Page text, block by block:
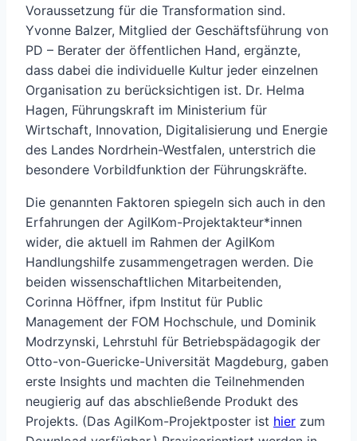
Voraussetzung für die Transformation sind.
Yvonne Balzer, Mitglied der Geschäftsführung von
PD – Berater der öffentlichen Hand, ergänzte,
dass dabei die individuelle Kultur jeder einzelnen
Organisation zu berücksichtigen ist. Dr. Helma
Hagen, Führungskraft im Ministerium für
Wirtschaft, Innovation, Digitalisierung und Energie
des Landes Nordrhein-Westfalen, unterstrich die
besondere Vorbildfunktion der Führungskräfte.
Die genannten Faktoren spiegeln sich auch in den
Erfahrungen der AgilKom-Projektakteur*innen
wider, die aktuell im Rahmen der AgilKom
Handlungshilfe zusammengetragen werden. Die
beiden wissenschaftlichen Mitarbeitenden,
Corinna Höffner, ifpm Institut für Public
Management der FOM Hochschule, und Dominik
Modrzynski, Lehrstuhl für Betriebspädagogik der
Otto-von-Guericke-Universität Magdeburg, gaben
erste Insights und machten die Teilnehmenden
neugierig auf das abschließende Produkt des
Projekts. (Das AgilKom-Projektposter ist hier zum